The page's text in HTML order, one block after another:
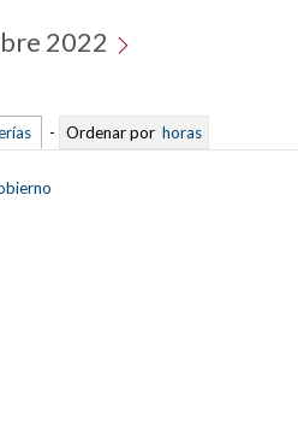
2022
- Ordenar por horas